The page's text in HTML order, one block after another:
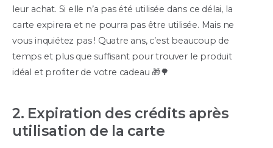
leur achat. Si elle n’a pas été utilisée dans ce délai, la
carte expirera et ne pourra pas être utilisée. Mais ne
vous inquiétez pas ! Quatre ans, c’est beaucoup de
temps et plus que suffisant pour trouver le produit
idéal et profiter de votre cadeau 🎁🌳
2. Expiration des crédits après
utilisation de la carte